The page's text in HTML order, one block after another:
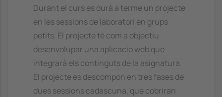
Durant el curs es durà a terme un projecte
en les sessions de laboratori en grups
petits. El projecte té com a objectiu
desenvolupar una aplicació web que
integrarà els continguts de la asignatura.
El projecte es descompon en tres fases de
dues sessions cadascuna, que cobriran